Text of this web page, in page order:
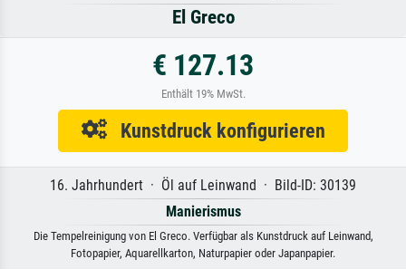
El Greco
€ 127.13
Enthält 19% MwSt.
Kunstdruck konfigurieren
16. Jahrhundert · Öl auf Leinwand · Bild-ID: 30139
Manierismus
Die Tempelreinigung von El Greco. Verfügbar als Kunstdruck auf Leinwand,
Fotopapier, Aquarellkarton, Naturpapier oder Japanpapier.